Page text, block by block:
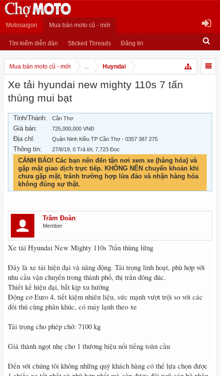
Motosaigon Mua bán moto cũ - mới
Tìm kiếm diễn đàn Sticked Threads Đăng tin
Mua bán moto cũ - mới ... Huyndai
Xe tải hyundai new mighty 110s 7 tấn
thùng mui bạt
Tỉnh/Thành: Cần Thơ
Giá bán: 725,000,000 VNĐ
Địa chỉ: Quận Ninh Kiều TP Cần Thơ - 0357 387 275
Thông tin: 27/8/19 , 0 Trả lời, 7,723 Đọc
CẢNH BÁO! Các bạn nên đến tận nơi xem xe (hàng hóa) và
gặp mặt giao dịch trực tiếp. KHÔNG NÊN chuyển khoản khi
chưa gặp mặt, tránh trường hợp lừa đảo và nhận hàng hóa
không đúng sự thật.
Trâm Đoàn
Member
Xe tải Hyundai New Mighty 110s 7tấn thùng lửng
Đây là xe tải hiện đại và năng động. Tải trọng linh hoạt, phù hợp với
nhu cầu vận chuyển trong thành phố, thị trấn đông đúc.
Thiết kế hiện đại, bắt kịp xu hướng
Động cơ Euro 4, tiết kiệm nhiên liệu, sức mạnh vượt trội so với các
đối thủ cùng phân khúc, có máy lạnh theo xe
Tải trọng cho phép chở: 7100 kg
Giá thành ngọt nhẹ cho 1 thương hiệu nổi tiếng toàn cầu
Đến với chúng tôi không những quý khách hàng có thể lựa chọn được